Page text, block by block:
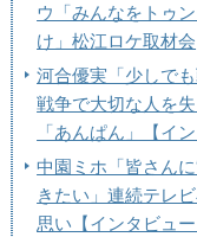
ウ「みんなをトゥ
け」松江ロケ取材会
河合優実「少しで
戦争で大切な人を
「あんぱん」【イ
中園ミホ「皆さん
きたい」連続テレ
思い【インタビュー